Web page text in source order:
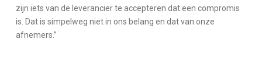
zijn iets van de leverancier te accepteren dat een compromis
is. Dat is simpelweg niet in ons belang en dat van onze
afnemers.”